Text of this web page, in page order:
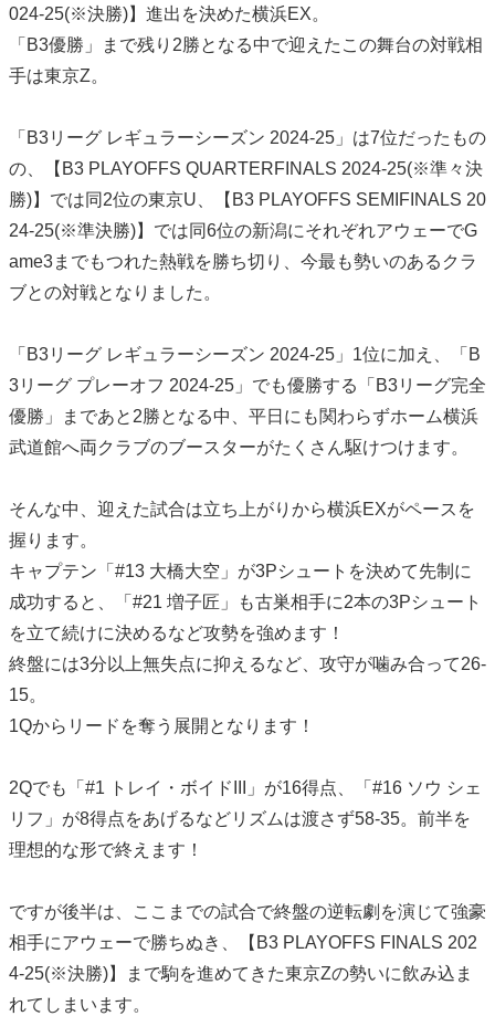
024-25(※決勝)】進出を決めた横浜EX。
「B3優勝」まで残り2勝となる中で迎えたこの舞台の対戦相
手は東京Z。
「B3リーグ レギュラーシーズン 2024-25」は7位だったもの
の、【B3 PLAYOFFS QUARTERFINALS 2024-25(※準々決
勝)】では同2位の東京U、【B3 PLAYOFFS SEMIFINALS 20
24-25(※準決勝)】では同6位の新潟にそれぞれアウェーでG
ame3までもつれた熱戦を勝ち切り、今最も勢いのあるクラ
ブとの対戦となりました。
「B3リーグ レギュラーシーズン 2024-25」1位に加え、「B
3リーグ プレーオフ 2024-25」でも優勝する「B3リーグ完全
優勝」まであと2勝となる中、平日にも関わらずホーム横浜
武道館へ両クラブのブースターがたくさん駆けつけます。
そんな中、迎えた試合は立ち上がりから横浜EXがペースを
握ります。
キャプテン「#13 大橋大空」が3Pシュートを決めて先制に
成功すると、「#21 増子匠」も古巣相手に2本の3Pシュート
を立て続けに決めるなど攻勢を強めます！
終盤には3分以上無失点に抑えるなど、攻守が噛み合って26-
15。
1Qからリードを奪う展開となります！
2Qでも「#1 トレイ・ボイドIII」が16得点、「#16 ソウ シェ
リフ」が8得点をあげるなどリズムは渡さず58-35。前半を
理想的な形で終えます！
ですが後半は、ここまでの試合で終盤の逆転劇を演じて強豪
相手にアウェーで勝ちぬき、【B3 PLAYOFFS FINALS 202
4-25(※決勝)】まで駒を進めてきた東京Zの勢いに飲み込ま
れてしまいます。